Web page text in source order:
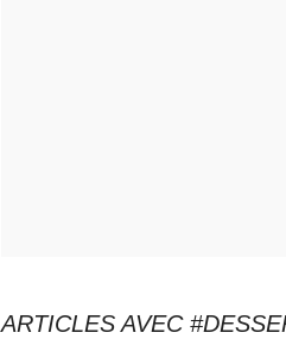
ARTICLES AVEC